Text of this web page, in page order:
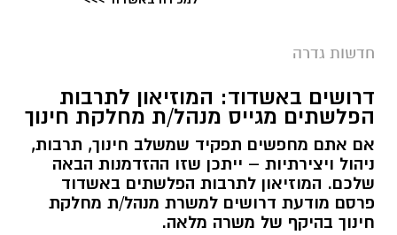
חדשות גדרה
דרושים באשדוד: המוזיאון לתרבות
הפלשתים מגייס מנהל/ת מחלקת חינוך
אם אתם מחפשים תפקיד שמשלב חינוך, תרבות,
ניהול ויצירתיות – ייתכן שזו ההזדמנות הבאה
שלכם. המוזיאון לתרבות הפלשתים באשדוד
פרסם מודעת דרושים למשרת מנהל/ת מחלקת
חינוך בהיקף של משרה מלאה.